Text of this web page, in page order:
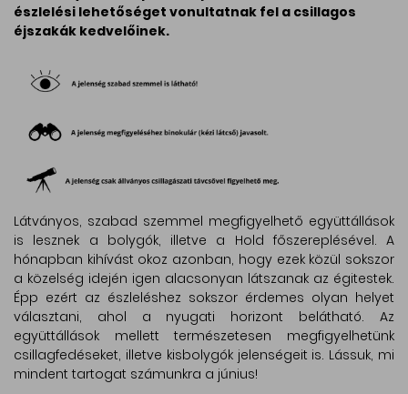
észlelési lehetőséget vonultatnak fel a csillagos
éjszakák kedvelőinek.
Látványos, szabad szemmel megfigyelhető együttállások
is lesznek a bolygók, illetve a Hold főszereplésével. A
hónapban kihívást okoz azonban, hogy ezek közül sokszor
a közelség idején igen alacsonyan látszanak az égitestek.
Épp ezért az észleléshez sokszor érdemes olyan helyet
választani, ahol a nyugati horizont belátható. Az
együttállások mellett természetesen megfigyelhetünk
csillagfedéseket, illetve kisbolygók jelenségeit is. Lássuk, mi
mindent tartogat számunkra a június!